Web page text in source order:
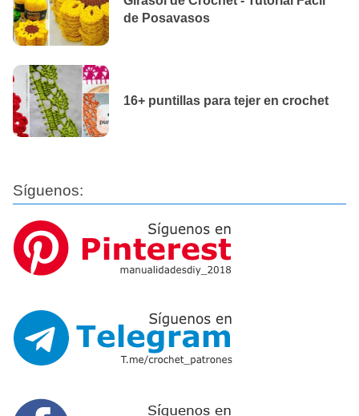
de Posavasos
16+ puntillas para tejer en crochet
Síguenos: